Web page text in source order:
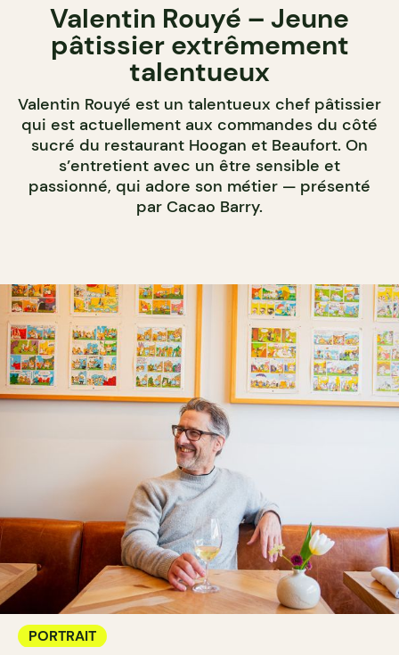
Valentin Rouyé – Jeune
pâtissier extrêmement
talentueux
Valentin Rouyé est un talentueux chef pâtissier
qui est actuellement aux commandes du côté
sucré du restaurant Hoogan et Beaufort. On
s’entretient avec un être sensible et
passionné, qui adore son métier — présenté
par Cacao Barry.
PORTRAIT